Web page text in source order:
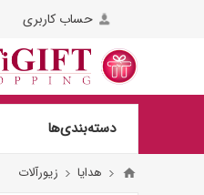
حساب کاربری
دسته‌بندی‌ها
هدایا زیورآلات